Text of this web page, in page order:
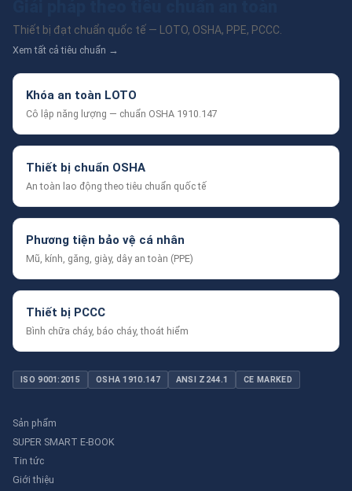
Thiết bị đạt chuẩn quốc tế — LOTO, OSHA, PPE, PCCC.
Xem tất cả tiêu chuẩn →
Khóa an toàn LOTO
Cô lập năng lượng — chuẩn OSHA 1910.147
Thiết bị chuẩn OSHA
An toàn lao động theo tiêu chuẩn quốc tế
Phương tiện bảo vệ cá nhân
Mũ, kính, găng, giày, dây an toàn (PPE)
Thiết bị PCCC
Bình chữa cháy, báo cháy, thoát hiểm
ISO 9001:2015 OSHA 1910.147 ANSI Z244.1 CE MARKED
Sản phẩm
SUPER SMART E-BOOK
Tin tức
Giới thiệu